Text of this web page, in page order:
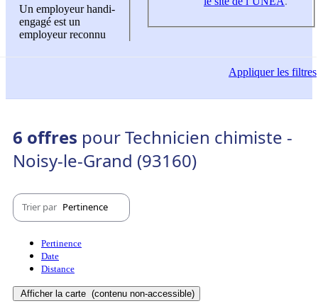
Un employeur handi-
engagé est un
employeur reconnu
Appliquerles filtres
6 offres pour Technicien chimiste -
Noisy-le-Grand (93160)
Trier par Pertinence
Pertinence
Date
Distance
Afficher la carte (contenu non-accessible)